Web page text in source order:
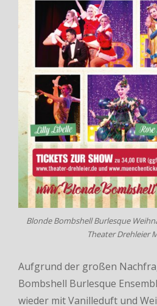
Blonde Bombshell Burlesque
Theater Drehleier
Aufgrund der großen
Bombshell Burlesque
wieder mit Vanilleduft und